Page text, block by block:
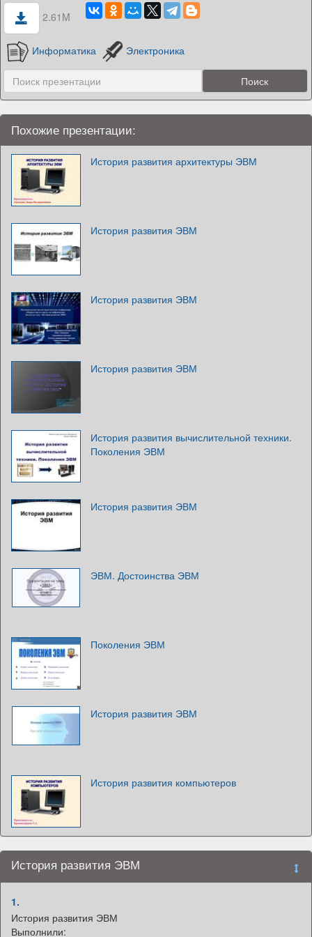
2.61M
Информатика Электроника
Похожие презентации:
История развития архитектуры ЭВМ
История развития ЭВМ
История развития ЭВМ
История развития ЭВМ
История развития вычислительной техники.
Поколения ЭВМ
История развития ЭВМ
ЭВМ. Достоинства ЭВМ
Поколения ЭВМ
История развития ЭВМ
История развития компьютеров
История развития ЭВМ
1.
История развития ЭВМ
Выполнили: